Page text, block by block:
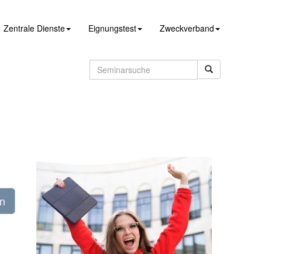
Zentrale Dienste Eignungstest Zweckverband